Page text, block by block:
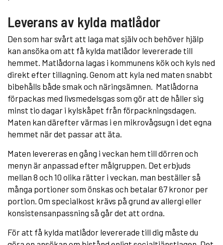
Leverans av kylda matlådor
Den som har svårt att laga mat själv och behöver hjälp
kan ansöka om att få kylda matlådor levererade till
hemmet. Matlådorna lagas i kommunens kök och kyls ned
direkt efter tillagning. Genom att kyla ned maten snabbt
bibehålls både smak och näringsämnen. Matlådorna
förpackas med livsmedelsgas som gör att de håller sig
minst tio dagar i kylskåpet från förpackningsdagen.
Maten kan därefter värmas i en mikrovågsugn i det egna
hemmet när det passar att äta.
Maten levereras en gång i veckan hem till dörren och
menyn är anpassad efter målgruppen. Det erbjuds
mellan 8 och 10 olika rätter i veckan, man beställer så
många portioner som önskas och betalar 67 kronor per
portion. Om specialkost krävs på grund av allergi eller
konsistensanpassning så går det att ordna.
För att få kylda matlådor levererade till dig måste du